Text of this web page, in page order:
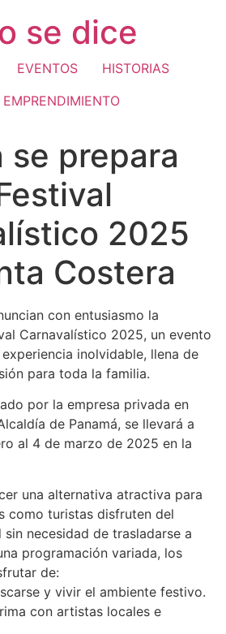
se dice
EVENTOS
HISTORIAS
EMPRENDIMIENTO
se prepara
2025
Costera
con entusiasmo la
Carnavalístico 2025, un evento
inolvidable, llena de
para toda la familia.
por la empresa privada en
de Panamá, se llevará a
al 4 de marzo de 2025 en la
una alternativa atractiva para
como turistas disfruten del
necesidad de trasladarse a
programación variada, los
de:
y vivir el ambiente festivo.
con artistas locales e